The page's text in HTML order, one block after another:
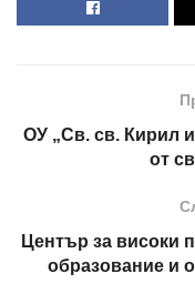
ОУ „Св. св. Кирил
от
Център за високи
образование и